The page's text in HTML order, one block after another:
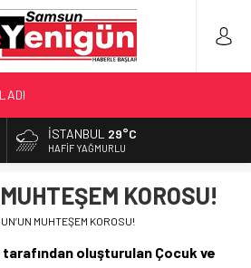
HEDEF 5’İNCİLİK!
YAPIN!’
YAPILAN EN BÜYÜK HATALAR
İSTANBUL 29°C
HAFIF YAĞMURLU
KOROSU!
MUHTEŞEM KOROSU!
tarafından oluşturulan Çocuk ve